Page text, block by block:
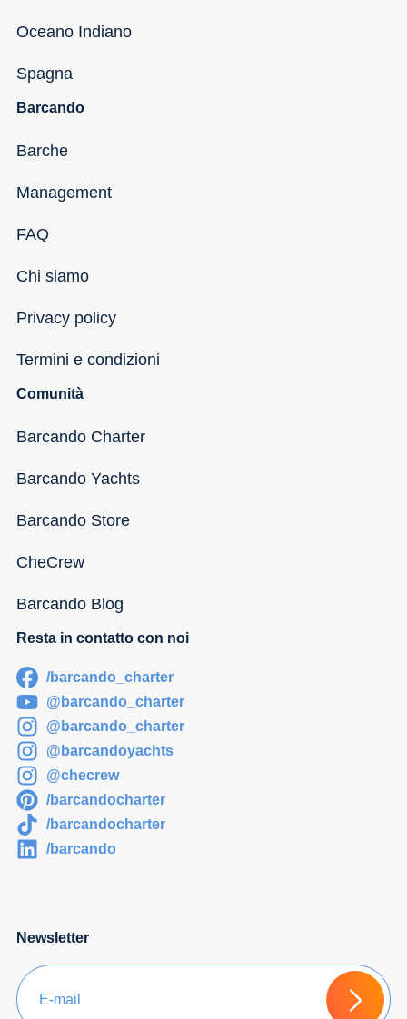
Oceano Indiano
Spagna
Barcando
Barche
Management
FAQ
Chi siamo
Privacy policy
Termini e condizioni
Comunità
Barcando Charter
Barcando Yachts
Barcando Store
CheCrew
Barcando Blog
Resta in contatto con noi
/barcando_charter
@barcando_charter
@barcando_charter
@barcandoyachts
@checrew
/barcandocharter
/barcandocharter
/barcando
Newsletter